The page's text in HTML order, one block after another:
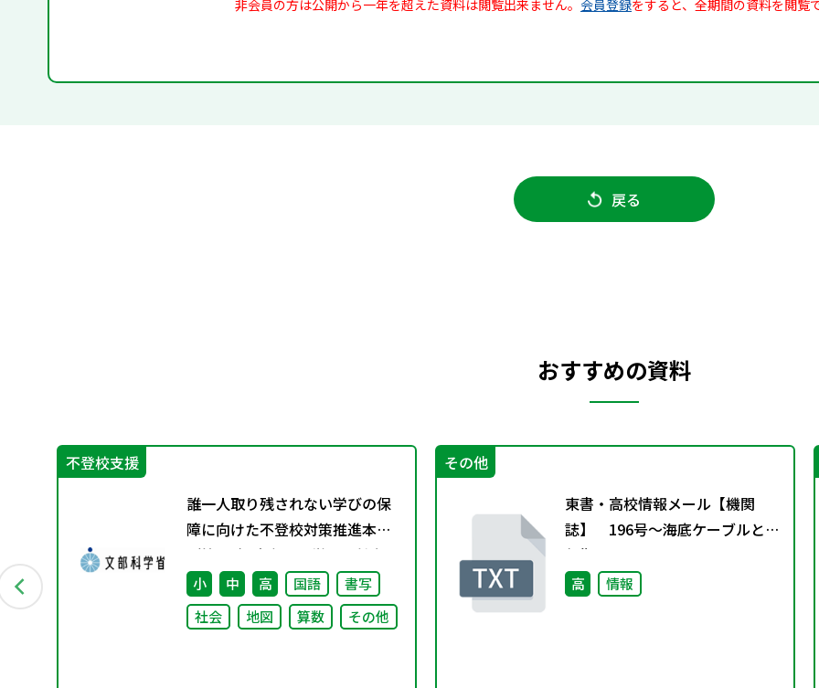
非会員の方は公開から一年を超えた資料は閲覧出来ません。 会員登録をすると、全期間の資料を閲覧
戻る
おすすめの資料
不登校支援
誰一人取り残されない学びの保
障に向けた不登校対策推進本部
（第4回）安心して学べる魅力あ
る学校づくりの推進に向けた方
向性等について議論
小 中 高 国語
書写
社会
地図 算数 その他
その他
東書・高校情報メール【機関
誌】 196号～海底ケーブルと通
信衛星～～
高 情報